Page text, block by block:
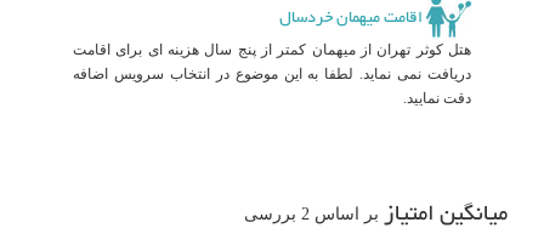
اقامت میهمان خردسال
هتل کوثر تهران از میهمان کمتر از پنج سال هزینه ای برای اقامت
دریافت نمی نماید. لطفا به این موضوع در انتخاب سرویس اضافه
دقت نمایید.
میانگین امتیاز بر اساس 2 بررسی